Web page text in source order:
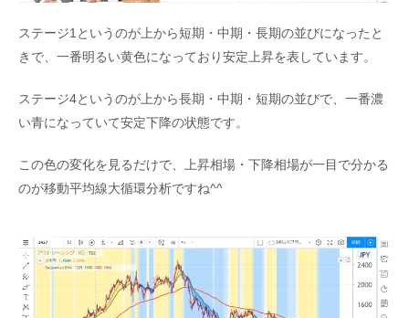
ステージ1というのが上から短期・中期・長期の並びになったと
きで、一番明るい黄色になっており安定上昇を表しています。
ステージ4というのが上から長期・中期・短期の並びで、一番濃
い青になっていて安定下降の状態です。
この色の変化を見るだけで、上昇相場・下降相場が一目で分かる
のが移動平均線大循環分析ですね^^